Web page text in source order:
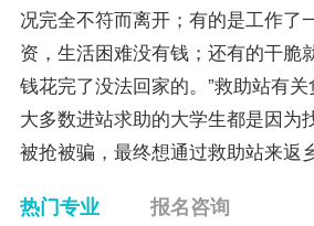
况完全不符而离开；有的是工作了
资，生活困难没有钱；还有的干脆
钱花完了没法回家的。”救助站有关
大多数进站求助的大学生都是因为
被抢被骗，最终想通过救助站来返乡
热门专业 报名咨询